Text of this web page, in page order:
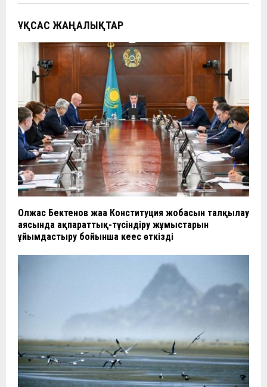
ҰҚСАС ЖАҢАЛЫҚТАР
Олжас Бектенов жаңа Конституция жобасын талқылау
аясында ақпараттық-түсіндіру жұмыстарын
ұйымдастыру бойынша кеңес өткізді